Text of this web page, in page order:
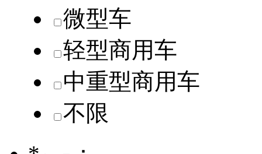
微型车
轻型商用车
中重型商用车
不限